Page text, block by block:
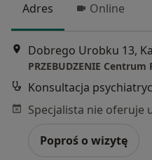
Adres Online
Dobrego Urobku 13,
Konsultacja
Poproś o wizytę